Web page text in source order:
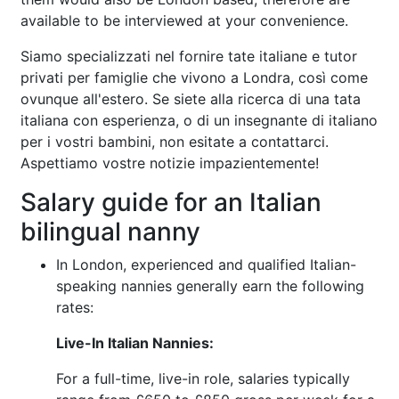
available to be interviewed at your convenience.
Siamo specializzati nel fornire tate italiane e tutor
privati per famiglie che vivono a Londra, così come
ovunque all'estero. Se siete alla ricerca di una tata
italiana con esperienza, o di un insegnante di italiano
per i vostri bambini, non esitate a contattarci.
Aspettiamo vostre notizie impazientemente!
Salary guide for an Italian
bilingual nanny
In London, experienced and qualified Italian-
speaking nannies generally earn the following
rates:
Live-In Italian Nannies:
For a full-time, live-in role, salaries typically